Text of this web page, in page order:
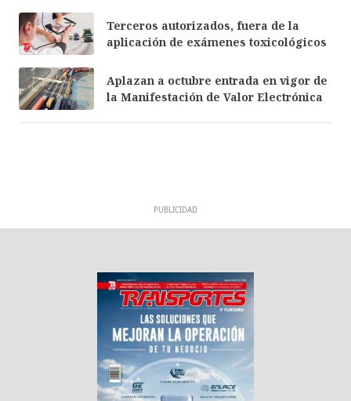
Terceros autorizados, fuera de la
aplicación de exámenes toxicológicos
Aplazan a octubre entrada en vigor de
la Manifestación de Valor Electrónica
PUBLICIDAD